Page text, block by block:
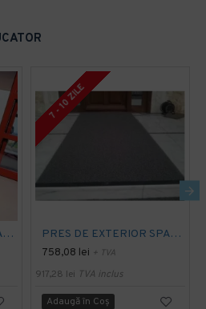
PRES DE EXTERIOR SPAGHETTI CITI 10 MM, CU STRAT SUPORT
7 - 10 ZILE
PRES DE EXTERIOR SPAGHETTI CITI 14 MM, FARA STRAT SUPORT, CARBUNE
758,08 lei + TVA
917,28 lei TVA inclus
Adaugă în Coş